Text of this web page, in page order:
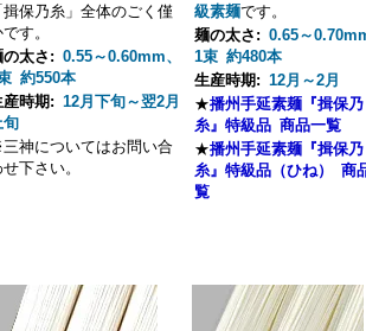
揖保乃糸」全体のごく僅
す。
の太さ: 0.55～0.60mm、
約550本
産時期: 12月下旬～翌2月
旬
神についてはお問い合
下さい。
級素麺です。
麺の太さ: 0.65～
1束 約480本
生産時期: 12月～2月
★播州手延素麺『揖保乃
糸』特級品 商品一覧
★播州手延素麺『揖保乃
糸』特級品（ひね） 商
覧